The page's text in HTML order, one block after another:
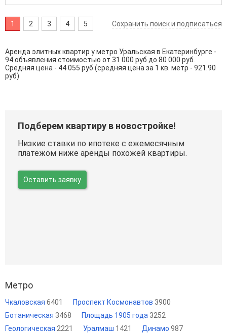
1 2 3 4 5 Сохранить поиск и подписаться
Аренда элитных квартир у метро Уральская в Екатеринбурге -
94 объявления стоимостью от 31 000 руб до 80 000 руб.
Средняя цена - 44 055 руб (средняя цена за 1 кв. метр - 921.90
руб)
Подберем квартиру в новостройке!
Низкие ставки по ипотеке с ежемесячным
платежом ниже аренды похожей квартиры.
Оставить заявку
Метро
Чкаловская 6401 Проспект Космонавтов 3900
Ботаническая 3468 Площадь 1905 года 3252
Геологическая 2221 Уралмаш 1421 Динамо 987